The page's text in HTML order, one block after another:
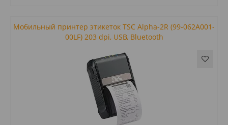
Мобильный принтер этикеток TSC Alpha-2R (99-062A001-
00LF) 203 dpi, USB, Bluetooth